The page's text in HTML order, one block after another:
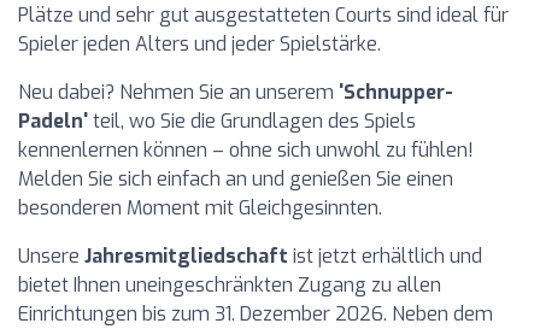
Plätze und sehr gut ausgestatteten Courts sind ideal für
Spieler jeden Alters und jeder Spielstärke.
Neu dabei? Nehmen Sie an unserem 'Schnupper-
Padeln'teil, wo Sie die Grundlagen des Spiels
kennenlernen können – ohne sich unwohl zu fühlen!
Melden Sie sich einfach an und genießen Sie einen
besonderen Moment mit Gleichgesinnten.
Unsere Jahresmitgliedschaft ist jetzt erhältlich und
bietet Ihnen uneingeschränkten Zugang zu allen
Einrichtungen bis zum 31. Dezember 2026. Neben dem